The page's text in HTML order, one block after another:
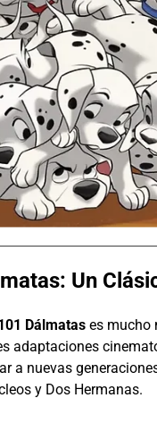
Un
Dálmatas es mucho
adaptaciones
a nuevas
y Dos Hermanas.